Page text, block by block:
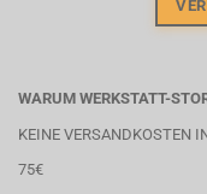
WARUM WERKSTATT-
KEINE VERSANDKOSTEN
75€